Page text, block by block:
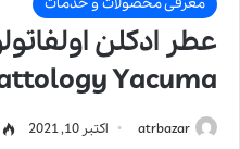
عطر ادکلن
Yacuma
atrbazar اکتبر 10, 2021